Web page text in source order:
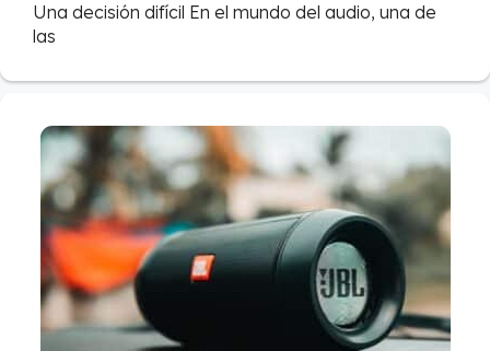
Una decisión difícil En el mundo del audio, una de
las